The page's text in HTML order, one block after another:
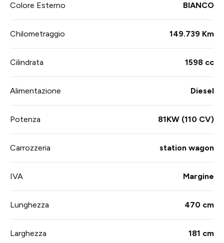
Colore Esterno BIANCO
Chilometraggio 149.739 Km
Cilindrata 1598 cc
Alimentazione Diesel
Potenza 81KW (110 CV)
Carrozzeria station wagon
IVA Margine
Lunghezza 470 cm
Larghezza 181 cm